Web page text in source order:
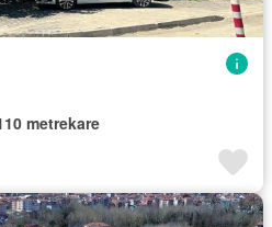
metrekare